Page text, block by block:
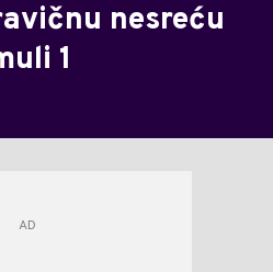
nesreću
1